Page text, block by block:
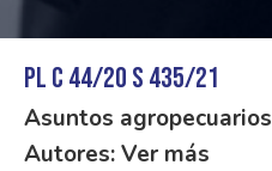
PL C 44/20 S 435/21
Asuntos agropecuarios
Autores: Ver más